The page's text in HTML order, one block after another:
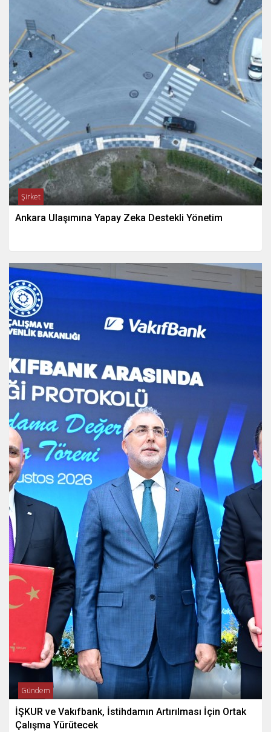
Şirket
Ankara Ulaşımına Yapay Zeka Destekli Yönetim
Gündem
İŞKUR ve Vakıfbank, İstihdamın Artırılması İçin Ortak
Çalışma Yürütecek